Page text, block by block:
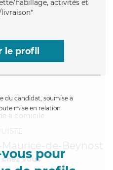
habillage, activités et
le profil
du candidat, soumise à
mise en relation
pour
de-Beynost
Vous